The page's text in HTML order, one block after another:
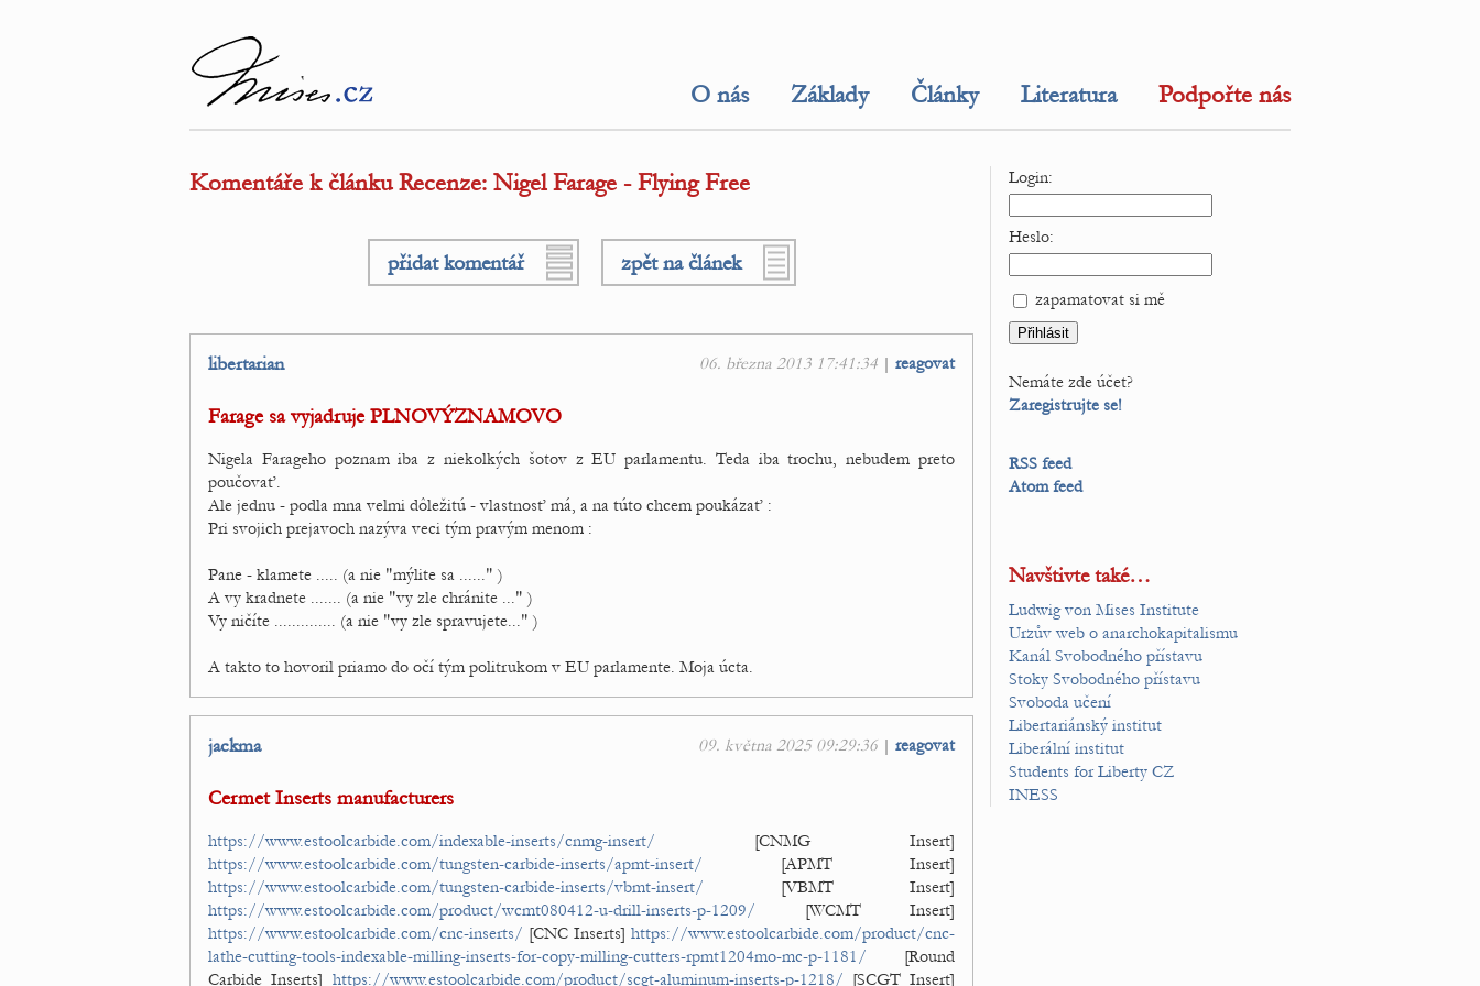
O nás Základy Články Literatura Podpořte nás
Komentáře k článku Recenze: Nigel Farage - Flying Free
přidat komentář zpět na článek
06. března 2013 17:41:34 | reagovat
libertarian
Farage sa vyjadruje PLNOVÝZNAMOVO
Nigela Farageho poznam iba z niekolkých šotov z EU parlamentu. Teda iba trochu, nebudem preto
poučovať.
Ale jednu - podla mna velmi dôležitú - vlastnosť má, a na túto chcem poukázať :
Pri svojich prejavoch nazýva veci tým pravým menom :
Pane - klamete ..... (a nie "mýlite sa ......" )
A vy kradnete ....... (a nie "vy zle chránite ..." )
Vy ničíte .............. (a nie "vy zle spravujete..." )
A takto to hovoril priamo do očí tým politrukom v EU parlamente. Moja úcta.
09. května 2025 09:29:36 | reagovat
jackma
Cermet Inserts manufacturers
https://www.estoolcarbide.com/indexable-inserts/cnmg-insert/ [CNMG Insert]
https://www.estoolcarbide.com/tungsten-carbide-inserts/apmt-insert/ [APMT Insert]
https://www.estoolcarbide.com/tungsten-carbide-inserts/vbmt-insert/ [VBMT Insert]
https://www.estoolcarbide.com/product/wcmt080412-u-drill-inserts-p-1209/ [WCMT Insert]
https://www.estoolcarbide.com/cnc-inserts/ [CNC Inserts] https://www.estoolcarbide.com/product/cnc-
lathe-cutting-tools-indexable-milling-inserts-for-copy-milling-cutters-rpmt1204mo-mc-p-1181/ [Round
Carbide Inserts] https://www.estoolcarbide.com/product/scgt-aluminum-inserts-p-1218/ [SCGT Insert]
Login:
Heslo:
zapamatovat si mě
Nemáte zde účet?
Zaregistrujte se!
RSS feed
Atom feed
Navštivte také…
Ludwig von Mises Institute
Urzův web o anarchokapitalismu
Kanál Svobodného přístavu
Stoky Svobodného přístavu
Svoboda učení
Libertariánský institut
Liberální institut
Students for Liberty CZ
INESS